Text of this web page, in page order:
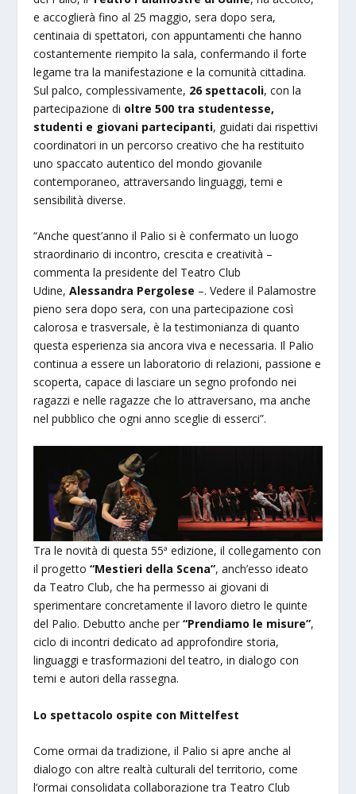
e accoglierà fino al 25 maggio, sera dopo sera,
centinaia di spettatori, con appuntamenti che hanno
costantemente riempito la sala, confermando il forte
legame tra la manifestazione e la comunità cittadina.
Sul palco, complessivamente, 26 spettacoli, con la
partecipazione di oltre 500 tra studentesse,
studenti e giovani partecipanti, guidati dai rispettivi
coordinatori in un percorso creativo che ha restituito
uno spaccato autentico del mondo giovanile
contemporaneo, attraversando linguaggi, temi e
sensibilità diverse.
“Anche quest’anno il Palio si è confermato un luogo
straordinario di incontro, crescita e creatività –
commenta la presidente del Teatro Club
Udine,Alessandra Pergolese –. Vedere il Palamostre
pieno sera dopo sera, con una partecipazione così
calorosa e trasversale, è la testimonianza di quanto
questa esperienza sia ancora viva e necessaria. Il Palio
continua a essere un laboratorio di relazioni, passione e
scoperta, capace di lasciare un segno profondo nei
ragazzi e nelle ragazze che lo attraversano, ma anche
nel pubblico che ogni anno sceglie di esserci”.
Tra le novità di questa 55ª edizione, il collegamento con
il progetto“Mestieri della Scena”, anch’esso ideato
da Teatro Club, che ha permesso ai giovani di
sperimentare concretamente il lavoro dietro le quinte
del Palio. Debutto anche per“Prendiamo le misure”,
ciclo di incontri dedicato ad approfondire storia,
linguaggi e trasformazioni del teatro, in dialogo con
temi e autori della rassegna.
Lo spettacolo ospite con Mittelfest
Come ormai da tradizione, il Palio si apre anche al
dialogo con altre realtà culturali del territorio, come
l’ormai consolidata collaborazione tra Teatro Club